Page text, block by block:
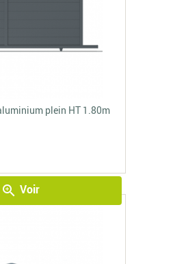
plein HT 1.80m
zoom_in Voir